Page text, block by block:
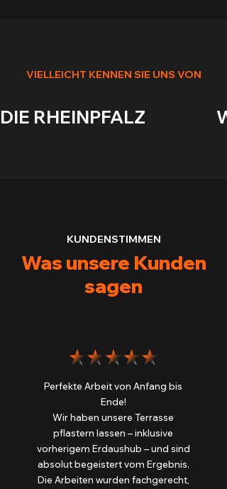
VIELLEICHT KENNEN SIE UNS VON
DIE RHEINPFALZ
KUNDENSTIMMEN
Was unsere Kunden
sagen
Perfekte Arbeit von Anfang bis
Ende!
Wir haben unsere Terrasse
pflastern lassen – inklusive
vorherigem Erdaushub – und sind
absolut begeistert vom Ergebnis.
Die Arbeiten wurden fachgerecht,